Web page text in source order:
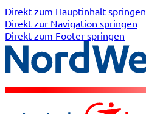
Direkt zum Hauptinhalt springen
Direkt zur Navigation springen
Direkt zum Footer springen